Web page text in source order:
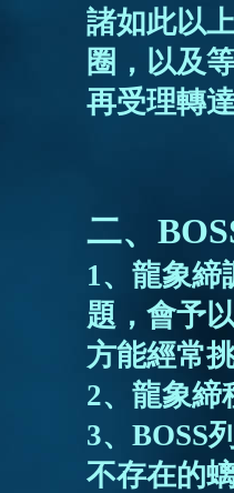
諸如此以
圈，以及
再受理轉
二、
1、龍象締
題，會予
方能經常
2、 龍象締
3、BOSS
不存在的